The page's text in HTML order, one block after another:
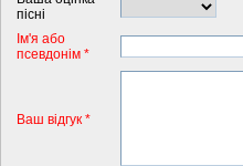
пісні
Iм'я або
псевдонiм *
Ваш відгук *